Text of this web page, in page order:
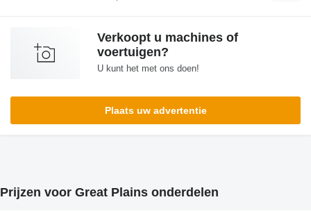
Verkoopt u machines of
voertuigen?
U kunt het met ons doen!
Plaats uw advertentie
Prijzen voor Great Plains onderdelen